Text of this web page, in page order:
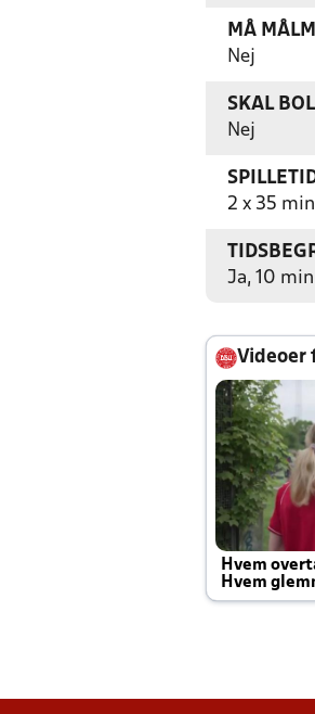
MÅ
Nej
SKAL
Nej
2 x 35
Ja, 10 min
Videoer
Hvem
Hvem
Joachim